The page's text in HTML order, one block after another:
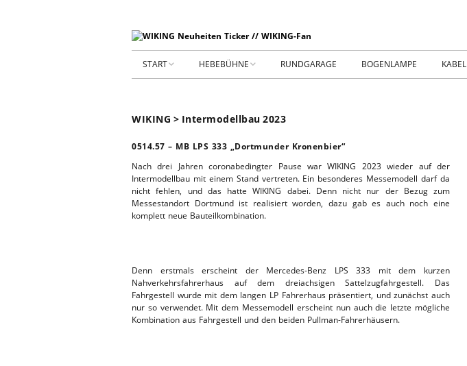
START
SHOP _ Beta SHOP-STARTSEITE
NEUWAGENHALLE
WERKSTATTHOF
ERSATZTEIL-SERVICE
HEBEBÜHNE
HEBEBÜHNE 2024
HEBEBÜHNE 2023
HEBEBÜHNE 2020
RUNDGARAGE BOGENLAMPE
WIKING > Intermodellbau 2023
0514.57 – MB LPS 333 „Dortmunder Kronenbier“
Nach drei Jahren coronabedingter Pause war WIKING 2023 wieder auf der
Intermodellbau mit einem Stand vertreten. Ein besonderes Messemodell darf da
nicht fehlen, und das hatte WIKING dabei. Denn nicht nur der Bezug zum
Messestandort Dortmund ist realisiert worden, dazu gab es auch noch eine
komplett neue Bauteilkombination.
Denn erstmals erscheint der Mercedes-Benz LPS 333 mit dem kurzen
Nahverkehrsfahrerhaus auf dem dreiachsigen Sattelzugfahrgestell. Das
Fahrgestell wurde mit dem langen LP Fahrerhaus präsentiert, und zunächst auch
nur so verwendet. Mit dem Messemodell erscheint nun auch die letzte mögliche
Kombination aus Fahrgestell und den beiden Pullman-Fahrerhäusern.